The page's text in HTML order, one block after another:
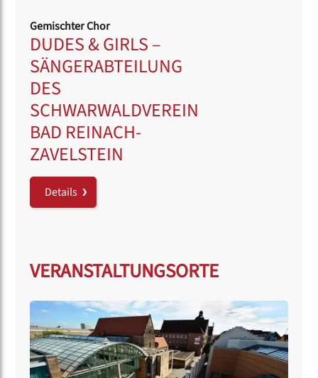
Gemischter Chor
DUDES & GIRLS –
SÄNGERABTEILUNG
DES
SCHWARWALDVEREIN
BAD REINACH-
ZAVELSTEIN
Details
VERANSTALTUNGSORTE